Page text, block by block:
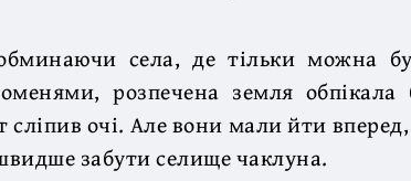
села, де тільки можна
розпечена земля обпікала
сліпив очі. Але вони мали йти
забути селище чаклуна.